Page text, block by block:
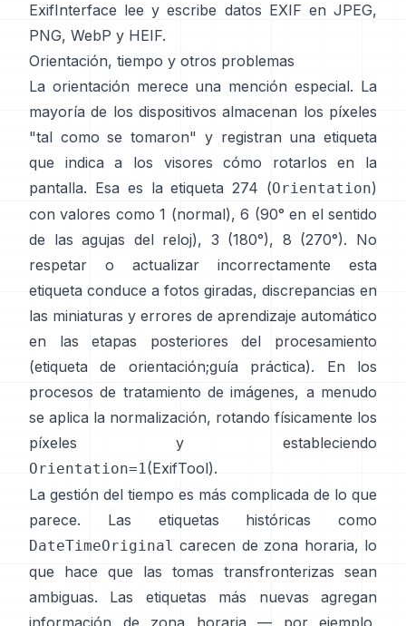
ExifInterface lee y escribe datos EXIF en JPEG,
PNG, WebP y HEIF.
Orientación, tiempo y otros problemas
La orientación merece una mención especial. La
mayoría de los dispositivos almacenan los píxeles
"tal como se tomaron" y registran una etiqueta
que indica a los visores cómo rotarlos en la
pantalla. Esa es la etiqueta 274 (Orientation)
con valores como 1 (normal), 6 (90° en el sentido
de las agujas del reloj), 3 (180°), 8 (270°). No
respetar o actualizar incorrectamente esta
etiqueta conduce a fotos giradas, discrepancias en
las miniaturas y errores de aprendizaje automático
en las etapas posteriores del procesamiento
(etiqueta de orientación;guía práctica). En los
procesos de tratamiento de imágenes, a menudo
se aplica la normalización, rotando físicamente los
píxeles y estableciendo
Orientation=1(ExifTool).
La gestión del tiempo es más complicada de lo que
parece. Las etiquetas históricas como
DateTimeOriginal carecen de zona horaria, lo
que hace que las tomas transfronterizas sean
ambiguas. Las etiquetas más nuevas agregan
información de zona horaria — por ejemplo,